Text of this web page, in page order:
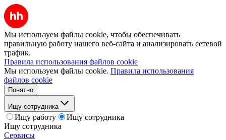
Мы используем файлы cookie, чтобы обеспечивать
правильную работу нашего веб-сайта и анализировать сетевой
трафик.
Правила использования файлов cookie
Мы используем файлы cookie. Правила использования
файлов cookie
Понятно
Ищу сотрудника
Ищу работу
Ищу сотрудника
Ищу сотрудника
Сервисы